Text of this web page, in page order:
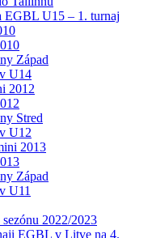
EGBL U15 – 1. turnaj
Západ
U14
2012
Stred
U12
2013
Západ
U11
2022/2023
EGBL v Litve na 4.